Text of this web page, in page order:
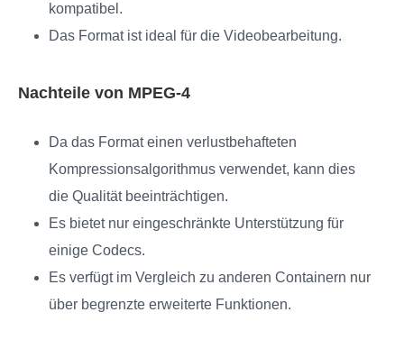
kompatibel.
Das Format ist ideal für die Videobearbeitung.
Nachteile von MPEG-4
Da das Format einen verlustbehafteten
Kompressionsalgorithmus verwendet, kann dies
die Qualität beeinträchtigen.
Es bietet nur eingeschränkte Unterstützung für
einige Codecs.
Es verfügt im Vergleich zu anderen Containern nur
über begrenzte erweiterte Funktionen.